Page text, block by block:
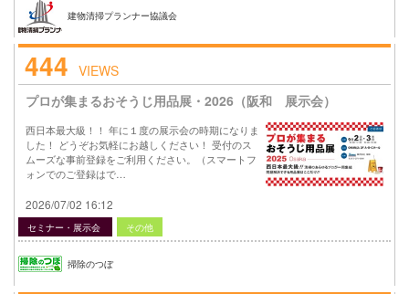
建物清掃プランナー協議会
444 VIEWS
プロが集まるおそうじ用品展・2026（阪和 展示会）
西日本最大級！！ 年に１度の展示会の時期になりま
した！ どうぞお気軽にお越しください！ 受付のス
ムーズな事前登録をご利用ください。（スマートフ
ォンでのご登録はで…
2026/07/02 16:12
セミナー・展示会 その他
掃除のつぼ